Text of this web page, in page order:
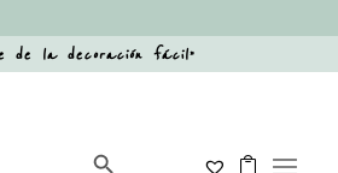
de la decoración fácil”